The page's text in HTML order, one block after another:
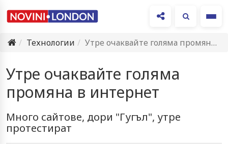
Технологии
Утре очаквайте голяма промяна в интернет
Утре очаквайте голяма
промяна в интернет
Много сайтове, дори "Гугъл", утре
протестират